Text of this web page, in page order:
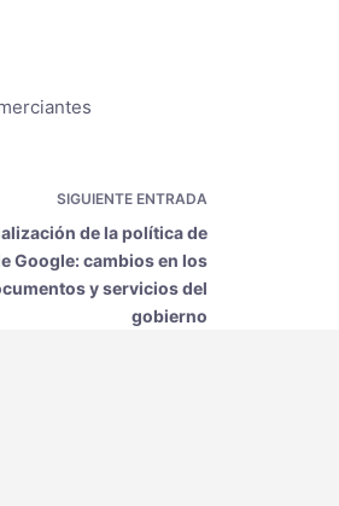
SIGUIENTE ENTRADA
de la política de
Google: cambios en los
y servicios del
gobierno